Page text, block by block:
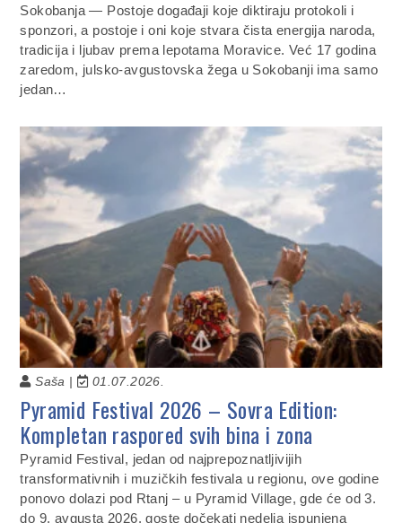
Sokobanja — Postoje događaji koje diktiraju protokoli i
sponzori, a postoje i oni koje stvara čista energija naroda,
tradicija i ljubav prema lepotama Moravice. Već 17 godina
zaredom, julsko-avgustovska žega u Sokobanji ima samo
jedan…
Saša | 01.07.2026.
Pyramid Festival 2026 – Sovra Edition:
Kompletan raspored svih bina i zona
Pyramid Festival, jedan od najprepoznatljivijih
transformativnih i muzičkih festivala u regionu, ove godine
ponovo dolazi pod Rtanj – u Pyramid Village, gde će od 3.
do 9. avgusta 2026. goste dočekati nedelja ispunjena